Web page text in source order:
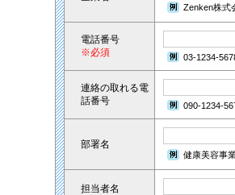
Zenken株式
電話番号
※必須
03-1234-
連絡の取れる電
話番号
090-1234-
部署名
健康美容事
担当者名